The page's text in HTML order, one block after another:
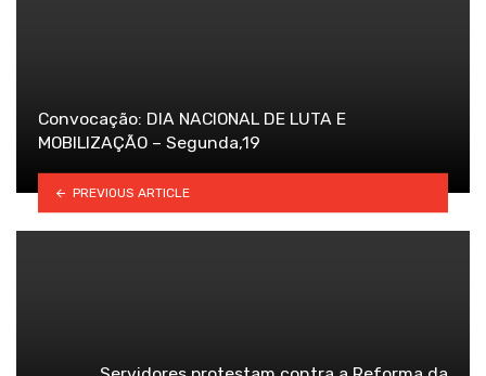
Convocação: DIA NACIONAL DE LUTA E
MOBILIZAÇÃO – Segunda,19
PREVIOUS ARTICLE